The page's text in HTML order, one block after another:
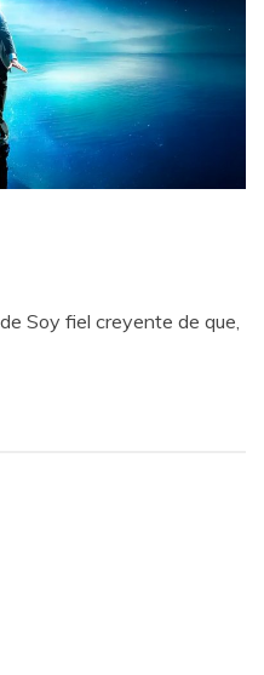
Soy fiel creyente de que,